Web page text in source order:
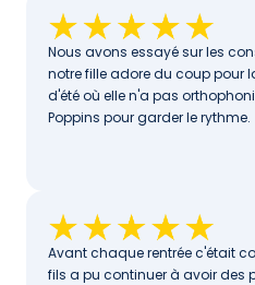
Nous avons essayé sur les
notre fille adore du coup pour
d'été où elle n'a pas
Poppins pour garder le rythme.
Avant chaque rentrée c'était
fils a pu continuer à avoir des